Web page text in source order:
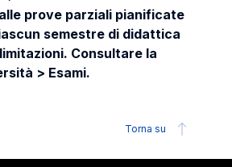
prove parziali pianificate
semestre di didattica
Consultare la
> Esami.
Torna su